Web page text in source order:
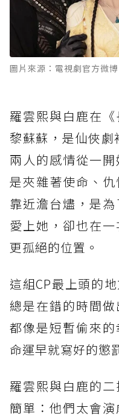
圖片來源：電視劇官方微博
羅雲熙與白鹿在
黎蘇蘇，是仙俠劇
兩人的感情從一
是夾雜著使命、
靠近澹台燼，是
愛上她，卻也在
更孤絕的位置。
這組CP最上頭的
總是在錯的時間
都像是短暫偷來
命運早就寫好的懲
羅雲熙與白鹿的
簡單：他們太會